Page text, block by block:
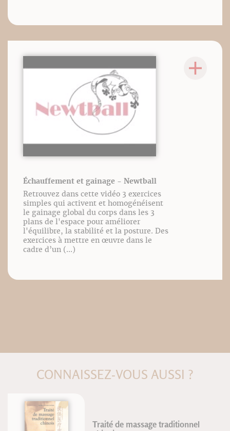
Échauffement et gainage - Newtball
Retrouvez dans cette vidéo 3 exercices
simples qui activent et homogénéisent
le gainage global du corps dans les 3
plans de l'espace pour améliorer
l'équilibre, la stabilité et la posture. Des
exercices à mettre en œuvre dans le
cadre d’un (...)
CONNAISSEZ-VOUS AUSSI ?
Traité de massage traditionnel